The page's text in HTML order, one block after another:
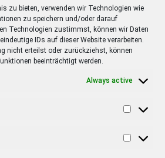
zu bieten, verwenden wir Technologien wie
zu speichern und/oder darauf
Technologien zustimmst, können wir Daten
IDs auf dieser Website verarbeiten.
nicht erteilst oder zurückziehst, können
beeinträchtigt werden.
Always active
EMPFOHLEN
4 years ago
Schöneberger Moderatorin
Sie Spaß?”